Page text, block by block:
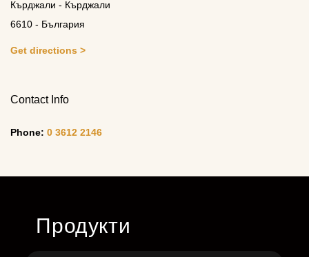
Кърджали - Кърджали
6610 - България
Get directions >
Contact Info
Phone: 0 3612 2146
Продукти